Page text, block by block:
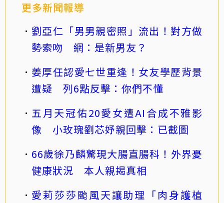
更多新聞報導
劉亞仁「男男親密照」流出！對方做
勢索吻 網：是新男友？
姜厚任認愛七世重逢！女友學歷背景
遭疑 列6點反擊：你們不懂
五月天冠佑20愛女遭AI合成不雅影
像 小玫瑰劉芯妤親回擊：已截圖
66歲徐乃麟驚現大腸直腸科！外界憂
健康狀況 本人親揭真相
愛莉莎莎颱風天讓助理「肉身護植